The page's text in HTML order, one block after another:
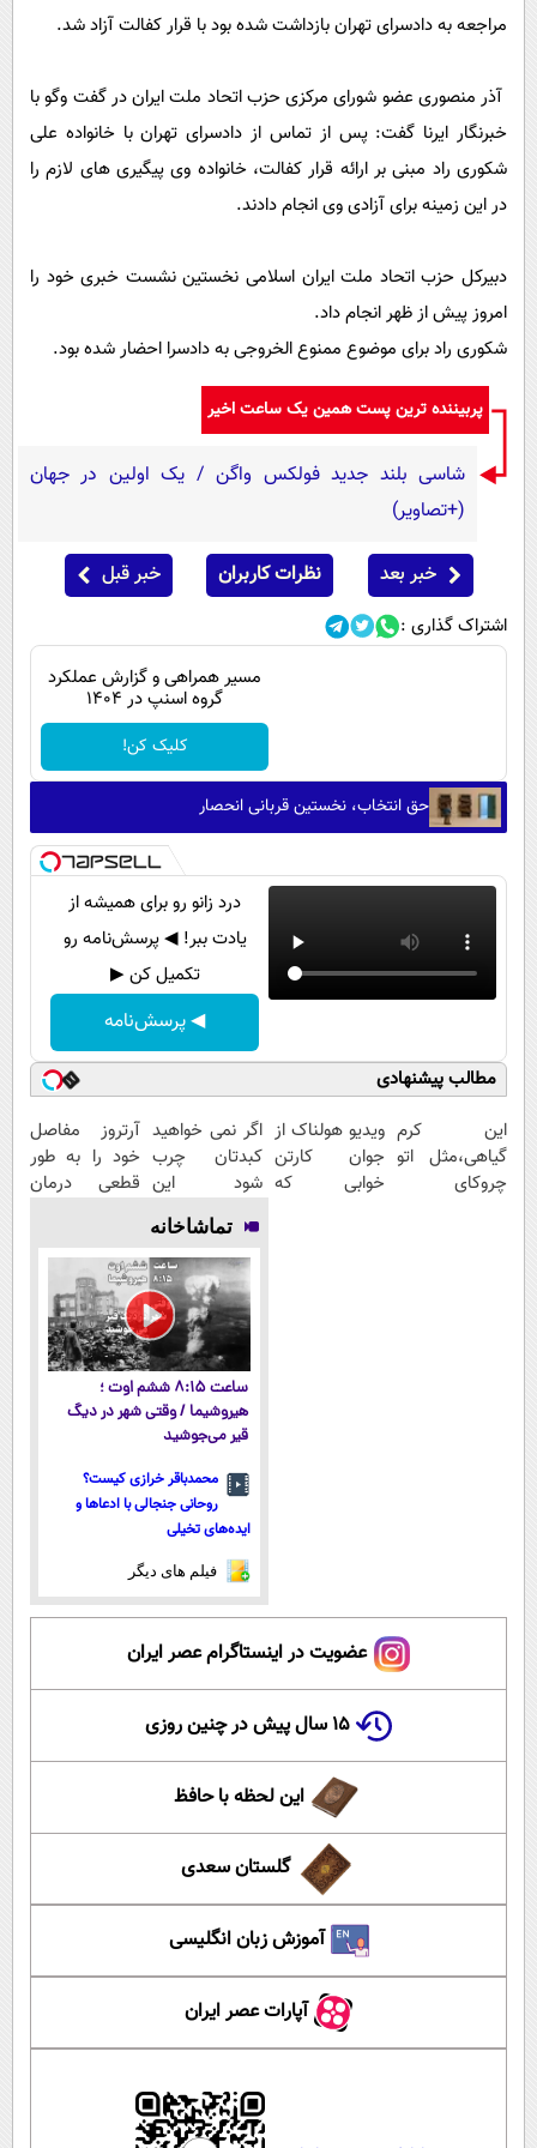
گوناگون
حوادث
فرهنگی
حیات وحش
آشپزی
دانلود
مراجعه به دادسرای تهران بازداشت شده بود با قرار کفالت آزاد شد.
آذر منصوری عضو شورای مرکزی حزب اتحاد ملت ایران در گفت وگو با
خبرنگار ایرنا گفت: پس از تماس از دادسرای تهران با خانواده علی
شکوری راد مبنی بر ارائه قرار کفالت، خانواده وی پیگیری های لازم را
در این زمینه برای آزادی وی انجام دادند.
دبیرکل حزب اتحاد ملت ایران اسلامی نخستین نشست خبری خود را
امروز پیش از ظهر انجام داد.
شکوری راد برای موضوع ممنوع الخروجی به دادسرا احضار شده بود.
پربیننده ترین پست همین یک ساعت اخیر
شاسی بلند جدید فولکس واگن / یک اولین در جهان
(+تصاویر)
خبر بعد نظرات کاربران خبر قبل
اشتراک گذاری :
مسیر همراهی و گزارش عملکرد
گروه اسنپ در ۱۴۰۴
کلیک کن!
حق انتخاب، نخستین قربانی انحصار
درد زانو رو برای همیشه از
یادت ببر! ◀ پرسش‌نامه رو
تکمیل کن ▶
◀ پرسش‌نامه
مطالب پیشنهادی
این کرم
گیاهی،مثل اتو
چروکای
ویدیو هولناک از
جوان کارتن
خوابی که
اگر نمی خواهید
کبدتان چرب
شود این
نوشیدنی خوش
طعم را بنوشید
آرتروز مفاصل
خود را به طور
قطعی درمان
تماشاخانه
ساعت ۸:۱۵ ششم اوت ؛
هیروشیما / وقتی شهر در دیگ
قیر می‌جوشید
محمدباقر خرازی کیست؟
روحانی جنجالی با ادعاها و
ایده‌های تخیلی
فیلم های دیگر
عضویت در اینستاگرام عصر ایران
۱۵ سال پیش در چنین روزی
این لحظه با حافظ
گلستان سعدی
آموزش زبان انگلیسی
آپارات عصر ایران